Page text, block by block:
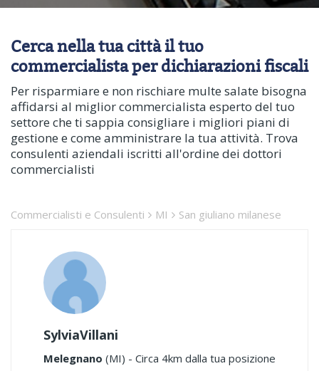
Cerca nella tua città il tuo
commercialista per dichiarazioni fiscali
Per risparmiare e non rischiare multe salate bisogna
affidarsi al miglior commercialista esperto del tuo
settore che ti sappia consigliare i migliori piani di
gestione e come amministrare la tua attività. Trova
consulenti aziendali iscritti all'ordine dei dottori
commercialisti
Commercialisti e Consulenti MI San giuliano milanese
SylviaVillani
Melegnano (MI) - Circa 4km dalla tua posizione